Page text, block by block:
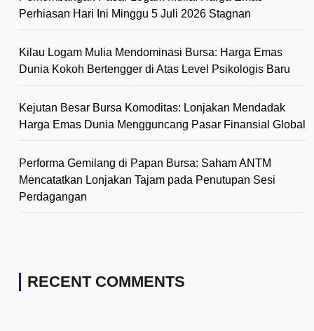
Perhiasan Hari Ini Minggu 5 Juli 2026 Stagnan
Kilau Logam Mulia Mendominasi Bursa: Harga Emas
Dunia Kokoh Bertengger di Atas Level Psikologis Baru
Kejutan Besar Bursa Komoditas: Lonjakan Mendadak
Harga Emas Dunia Mengguncang Pasar Finansial Global
Performa Gemilang di Papan Bursa: Saham ANTM
Mencatatkan Lonjakan Tajam pada Penutupan Sesi
Perdagangan
RECENT COMMENTS